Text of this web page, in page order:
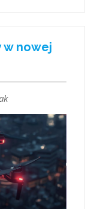
w nowej